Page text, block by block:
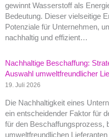
gewinnt Wasserstoff als
Bedeutung. Dieser vielseitige
Potenziale für Unternehmen,
nachhaltig und effizient…
Nachhaltige Beschaffung:
Auswahl umweltfreundlicher
19. Juli 2026
Die Nachhaltigkeit eines
ein entscheidender Faktor für
für den Beschaffungsprozess,
umweltfreundlichen